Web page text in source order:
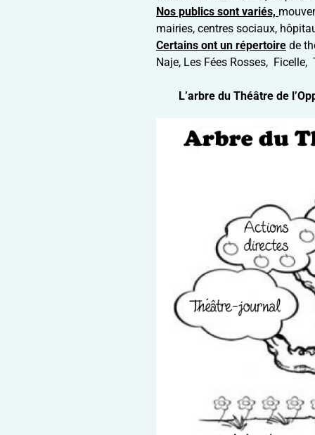
Nos publics sont variés,
mairies, centres sociaux,
Certains ont un répertoire de
Naje, Les Fées Rosses, Ficelle,
L’arbre du Théâtre de